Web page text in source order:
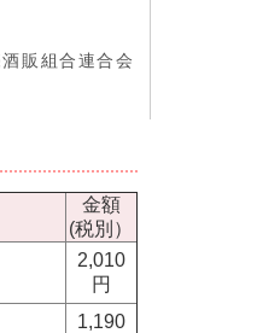
販組合連合会
金額
(税別）
2,010
円
1,190